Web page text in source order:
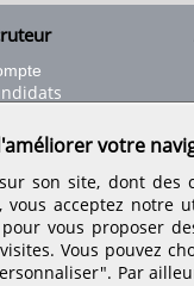
offre de stage
Retrouvez-nous
votre
son site, dont des
acceptez notre
pour vous proposer
Vous pouvez
Par